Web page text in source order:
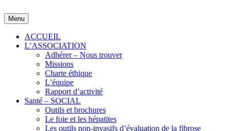
to
content
Menu
ACCUEIL
L’ASSOCIATION
Adhérer – Nous trouver
Missions
Charte éthique
L’équipe
Rapport d’activité
Santé – SOCIAL
Outils et brochures
Le foie et les hépatites
Les outils non-invasifs d’évaluation de la fibrose